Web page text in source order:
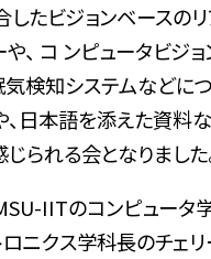
たビジョンベースの
、 コ ンピュータビジ
気検知システムなどに
日本語を添えた資料
られる会となりました
IITのコンピュータ
ロニクス学科長のチェリ